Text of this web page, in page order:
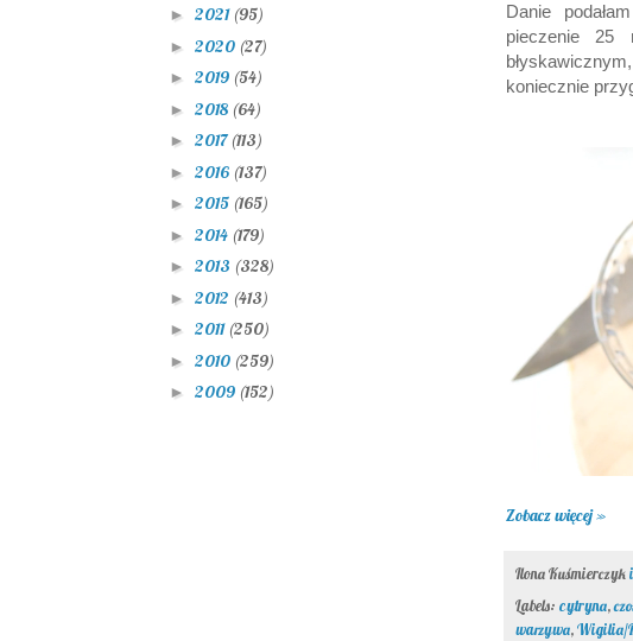
Danie
pieczenie 25
koniecznie
Zobacz więcej »
Ilona Kuśmierczyk
Labels: cytryna,
warzywa,Wigilia/
► 2021 (95)
► 2020 (27)
► 2019 (54)
► 2018 (64)
► 2017(113)
► 2016 (137)
► 2015 (165)
► 2014 (179)
► 2013 (328)
► 2012 (413)
► 2011 (250)
► 2010 (259)
► 2009 (152)